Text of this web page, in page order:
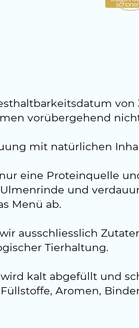
von
vorübergehend
mit natürlichen
eine Proteinquelle
und
Menü ab.
ausschliesslich
Tierhaltung.
kalt abgefüllt und
Aromen,